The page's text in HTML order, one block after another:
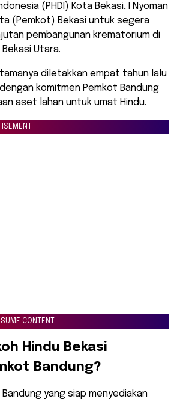
(PHDI) Kota Bekasi, I Nyoman
(Pemkot) Bekasi untuk segera
pembangunan krematorium di
Utara.
diletakkan empat tahun lalu
komitmen Pemkot Bandung
aset lahan untuk umat Hindu.
CONTENT
Hindu Bekasi
Bandung?
yang siap menyediakan